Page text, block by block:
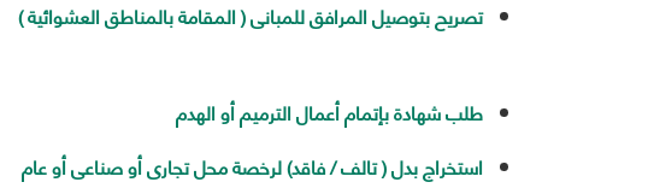
تصريح بتوصيل المرافق للمبانى ( المقامة بالمناطق العشوائية )
طلب شهادة بإتمام أعمال الترميم أو الهدم
استخراج بدل ( تالف / فاقد) لرخصة محل تجارى أو صناعى أو عام